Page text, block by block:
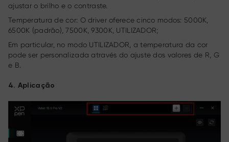
ajustar o brilho e o contraste.
Temperatura de cor: O driver oferece cinco modos: 5000K,
6500K (padrão), 7500K, 9300K, UTILIZADOR;
Em particular, no modo UTILIZADOR, a temperatura da cor
pode ser personalizada através do ajuste dos valores de R, G
e B.
4. Aplicação